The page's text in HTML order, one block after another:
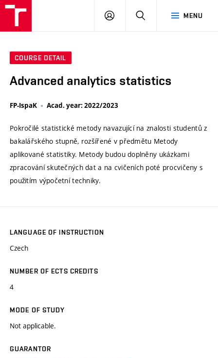
MENU
LOG
SEARCH
COURSE DETAIL
Advanced analytics statistics
FP-IspaK Acad. year: 2022/2023
Pokročilé statistické metody navazující na znalosti studentů z
bakalářského stupně, rozšířené v předmětu Metody
aplikované statistiky. Metody budou doplněny ukázkami
zpracování skutečných dat a na cvičeních poté procvičeny s
použitím výpočetní techniky.
LANGUAGE OF INSTRUCTION
Czech
NUMBER OF ECTS CREDITS
4
MODE OF STUDY
Not applicable.
GUARANTOR